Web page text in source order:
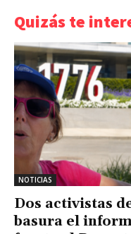
Quizás te
NOTICIAS
Dos activistas
basura el